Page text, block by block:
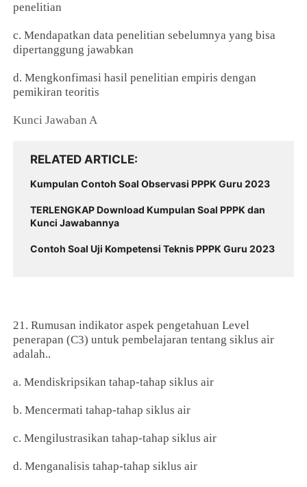
penelitian
c. Mendapatkan data penelitian sebelumnya yang bisa
dipertanggung jawabkan
d. Mengkonfimasi hasil penelitian empiris dengan
pemikiran teoritis
Kunci Jawaban A
RELATED ARTICLE
Kumpulan Contoh Soal Observasi PPPK Guru 2023
TERLENGKAP Download Kumpulan Soal PPPK dan
Kunci Jawabannya
Contoh Soal Uji Kompetensi Teknis PPPK Guru 2023
21. Rumusan indikator aspek pengetahuan Level
penerapan (C3) untuk pembelajaran tentang siklus air
adalah..
a. Mendiskripsikan tahap-tahap siklus air
b. Mencermati tahap-tahap siklus air
c. Mengilustrasikan tahap-tahap siklus air
d. Menganalisis tahap-tahap siklus air